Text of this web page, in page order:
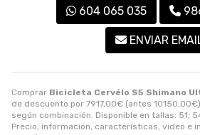
Comprar Bicicleta Cervélo S5 Shimano
de descuento por 7917,00€ (antes 10150,00€
según combinación. Disponible en tallas: 51;
Precio, información, características, video e
604 065 035
ENVIAR